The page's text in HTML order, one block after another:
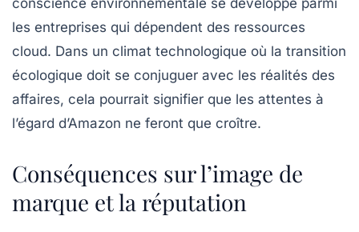
conscience environnementale se développe parmi
les entreprises qui dépendent des ressources
cloud. Dans un climat technologique où la transition
écologique doit se conjuguer avec les réalités des
affaires, cela pourrait signifier que les attentes à
l’égard d’Amazon ne feront que croître.
Conséquences sur l’image de
marque et la réputation